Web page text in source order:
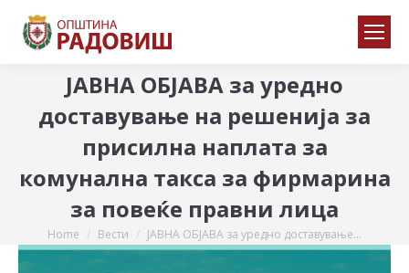
ЈАВНА ОБЈАВА за уредно
доставување на решенија за
присилна наплата за
комунална такса за фирмарина
за повеќе правни лица
You are here:
Home Вести ЈАВНА ОБЈАВА за уредно доставување…